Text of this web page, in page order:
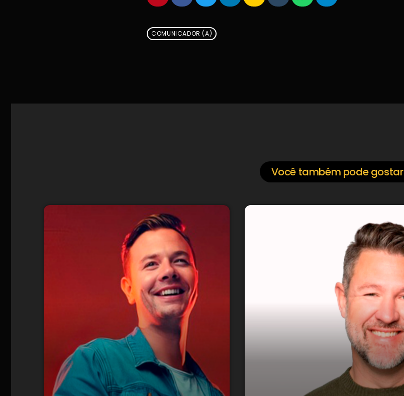
COMUNICADOR (A)
Você também pode gostar